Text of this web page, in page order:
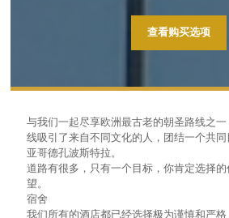
查看购买选项
与我们一起尽享欧洲最古老的朝圣路线之
线吸引了来自不同文化的人，团结一个共
亚哥德孔波斯特拉。
道路有很多，只有一个目标，你肯定选择
望。
宿舍